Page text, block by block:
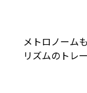
メトロノーム
リズムのトレ